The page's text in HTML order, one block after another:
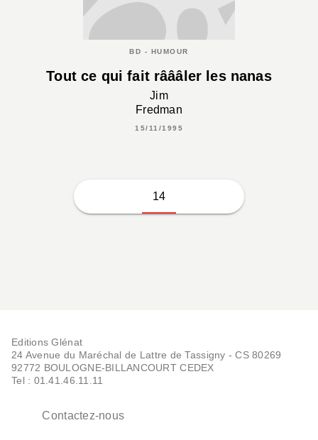
BD - HUMOUR
Tout ce qui fait râââler les nanas
Jim
Fredman
15/11/1995
14
Editions Glénat
24 Avenue du Maréchal de Lattre de Tassigny - CS 80269
92772 BOULOGNE-BILLANCOURT CEDEX
Tel : 01.41.46.11.11
Contactez-nous